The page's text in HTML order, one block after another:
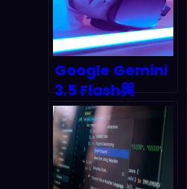
Google Gemini
3.5 Flash與
Spark深度解析：
2026年AI代理如
何改寫人機協作規
則？